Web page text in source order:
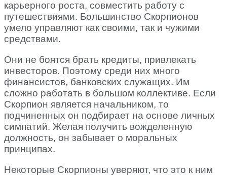
карьерного роста, совместить работу с
путешествиями. Большинство Скорпионов
умело управляют как своими, так и чужими
средствами.
Они не боятся брать кредиты, привлекать
инвесторов. Поэтому среди них много
финансистов, банковских служащих. Им
сложно работать в большом коллективе. Если
Скорпион является начальником, то
подчиненных он подбирает на основе личных
симпатий. Желая получить вожделенную
должность, он забывает о моральных
принципах.
Некоторые Скорпионы уверяют, что это к ним